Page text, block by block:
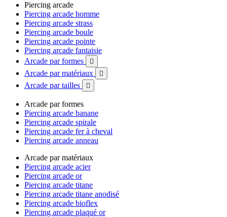
Piercing arcade
Piercing arcade homme
Piercing arcade strass
Piercing arcade boule
Piercing arcade pointe
Piercing arcade fantaisie
Arcade par formes

Arcade par matériaux 
Arcade par tailles 
Arcade par formes
Piercing arcade banane
Piercing arcade spirale
Piercing arcade fer à cheval
Piercing arcade anneau
Arcade par matériaux
Piercing arcade acier
Piercing arcade or
Piercing arcade titane
Piercing arcade titane anodisé
Piercing arcade bioflex
Piercing arcade plaqué or